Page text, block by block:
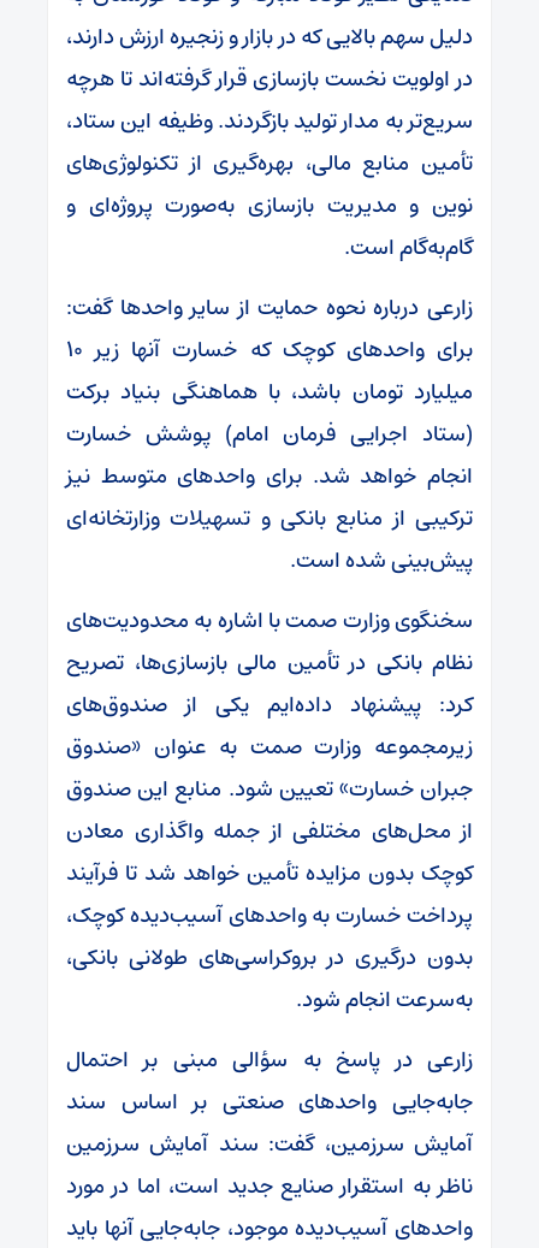
دلیل سهم بالایی که در بازار و زنجیره ارزش دارند،
در اولویت نخست بازسازی قرار گرفته‌اند تا هرچه
سریع‌تر به مدار تولید بازگردند. وظیفه این ستاد،
تأمین منابع مالی، بهره‌گیری از تکنولوژی‌های
نوین و مدیریت بازسازی به‌صورت پروژه‌ای و
گام‌به‌گام است.
زارعی درباره نحوه حمایت از سایر واحد‌ها گفت:
برای واحد‌های کوچک که خسارت آنها زیر ۱۰
میلیارد تومان باشد، با هماهنگی بنیاد برکت
(ستاد اجرایی فرمان امام) پوشش خسارت
انجام خواهد شد. برای واحد‌های متوسط نیز
ترکیبی از منابع بانکی و تسهیلات وزارتخانه‌ای
پیش‌بینی شده است.
سخنگوی وزارت صمت با اشاره به محدودیت‌های
نظام بانکی در تأمین مالی بازسازی‌ها، تصریح
کرد: پیشنهاد داده‌ایم یکی از صندوق‌های
زیرمجموعه وزارت صمت به عنوان «صندوق
جبران خسارت» تعیین شود. منابع این صندوق
از محل‌های مختلفی از جمله واگذاری معادن
کوچک بدون مزایده تأمین خواهد شد تا فرآیند
پرداخت خسارت به واحد‌های آسیب‌دیده کوچک،
بدون درگیری در بروکراسی‌های طولانی بانکی،
به‌سرعت انجام شود.
زارعی در پاسخ به سؤالی مبنی بر احتمال
جابه‌جایی واحد‌های صنعتی بر اساس سند
آمایش سرزمین، گفت: سند آمایش سرزمین
ناظر به استقرار صنایع جدید است، اما در مورد
واحد‌های آسیب‌دیده موجود، جابه‌جایی آنها باید